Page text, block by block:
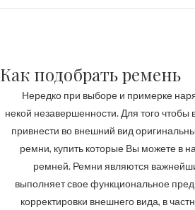
Как подобрать ремень
Нередко при выборе и примерке
некой незавершенности. Для того чтобы
привнести во внешний вид
ремни, купить которые Вы можете в
ремней. Ремни являются
выполняет свое функциональное
корректировки внешнего вида, в